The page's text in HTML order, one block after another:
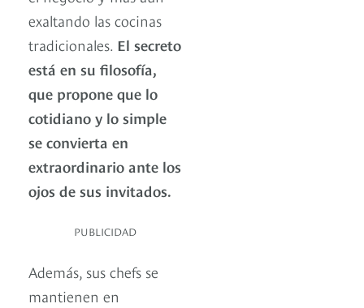
exaltando las cocinas
tradicionales. El secreto
está en su filosofía,
que propone que lo
cotidiano y lo simple
se convierta en
extraordinario ante los
ojos de sus invitados.
PUBLICIDAD
Además, sus chefs se
mantienen en